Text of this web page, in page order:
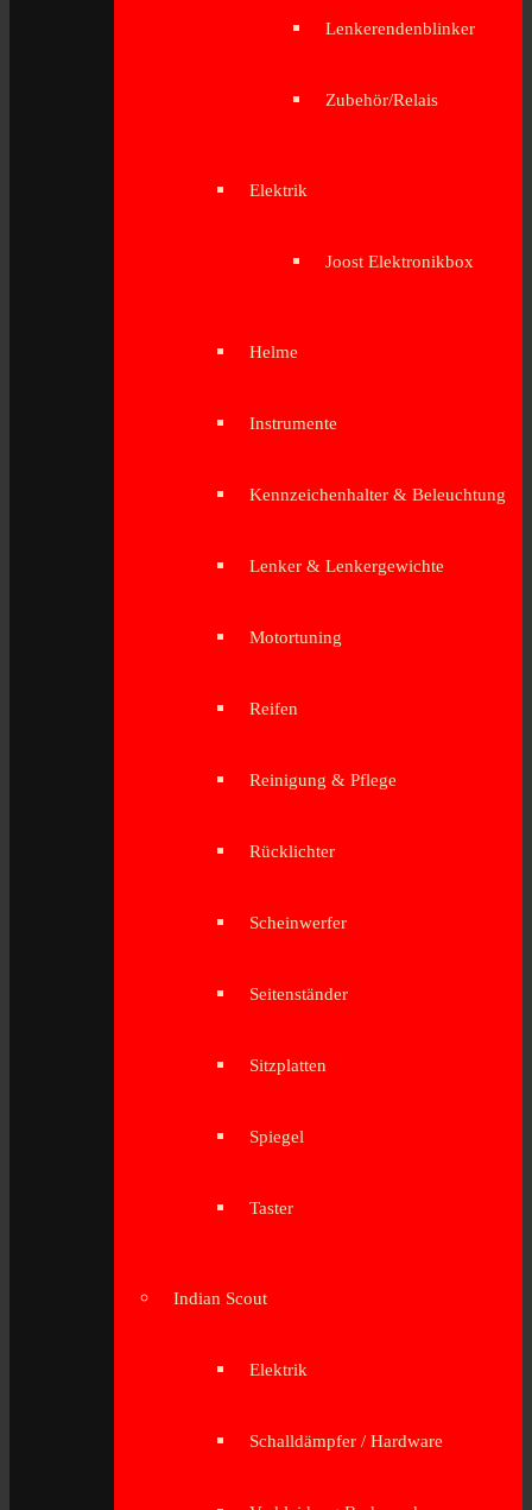
Lenkerendenblinker
Zubehör/Relais
Elektrik
Joost Elektronikbox
Helme
Instrumente
Kennzeichenhalter & Beleuchtung
Lenker & Lenkergewichte
Motortuning
Reifen
Reinigung & Pflege
Rücklichter
Scheinwerfer
Seitenständer
Sitzplatten
Spiegel
Taster
Indian Scout
Elektrik
Schalldämpfer / Hardware